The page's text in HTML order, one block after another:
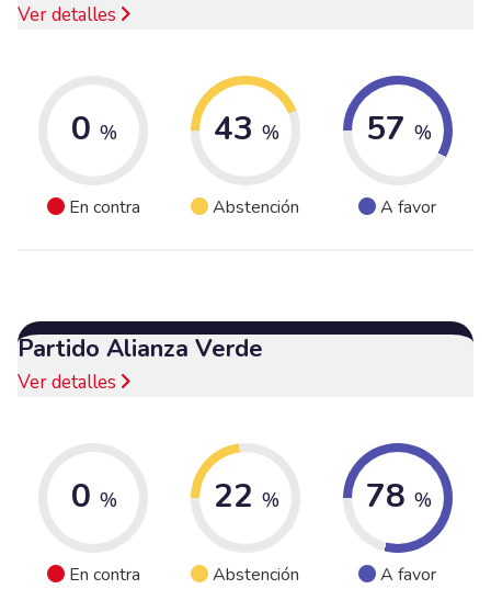
Ver detalles
0 %
En contra
43 %
Abstención
57 %
A favor
Partido Alianza Verde
Ver detalles
0 %
En contra
22 %
Abstención
78 %
A favor